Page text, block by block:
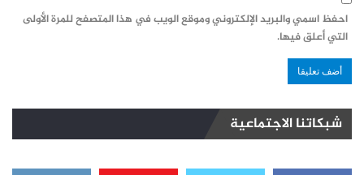
احفظ اسمي والبريد الإلكتروني وموقع الويب في هذا المتصفح للمرة الأولى
التي أعلق فيها.
شبكاتنا الاجتماعية